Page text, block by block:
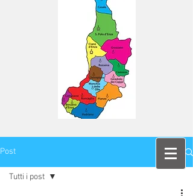
Post
Tutti i post